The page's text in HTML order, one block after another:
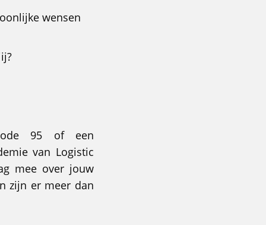
wensen
95 of een
van Logistic
mee over jouw
zijn er meer dan